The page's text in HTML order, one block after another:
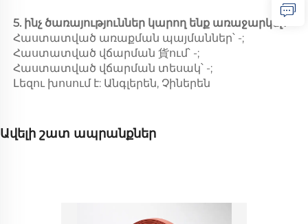
5. ինչ ծառայություններ կարող ենք առաջարկել?
Հաստատված առաքման պայմաններ՝ -;
Հաստատված վճարման 貨ում՝ -;
Հաստատված վճարման տեսակ՝ -;
Լեզու խոսում է: Անգլերեն, Չիներեն
Ավելի շատ ապրանքներ